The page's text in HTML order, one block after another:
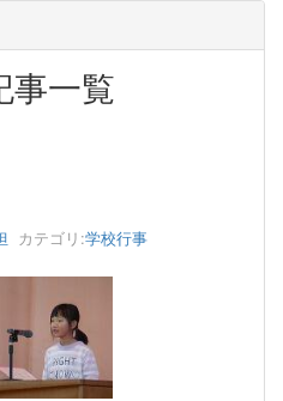
事一覧
カテゴリ:学校行事